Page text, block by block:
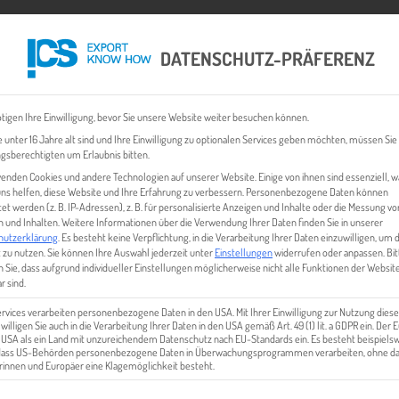
EXPORT BUSINESS PLÄNE EVENTS & NEWS INHALT
CHAIN RISK
DATENSCHUTZ-PRÄFERENZ
Ihre Einwilligung, bevor Sie unsere Website weiter besuchen können.
unter 16 Jahre alt sind und Ihre Einwilligung zu optionalen Services geben möchten, müssen
um Erlaubnis bitten.
Cookies und andere Technologien auf unserer Website. Einige von ihnen sind essenziell,
helfen, diese Website und Ihre Erfahrung zu verbessern. Personenbezogene Daten können
werden (z. B. IP-Adressen), z. B. für personalisierte Anzeigen und Inhalte oder die Messung
und Inhalten. Weitere Informationen über die Verwendung Ihrer Daten finden Sie in unserer
Es besteht keine Verpflichtung, in die Verarbeitung Ihrer Daten einzuwilligen, um
nutzen. Sie können Ihre Auswahl jederzeit unterEinstellungenwiderrufen oder anpassen.
Sie, dass aufgrund individueller Einstellungen möglicherweise nicht alle Funktionen der Website
sind.
verarbeiten personenbezogene Daten in den USA. Mit Ihrer Einwilligung zur Nutzung
Sie auch in die Verarbeitung Ihrer Daten in den USA gemäß Art. 49 (1) lit. a GDPR ein. Der
als ein Land mit unzureichendem Datenschutz nach EU-Standards ein. Es besteht
US-Behörden personenbezogene Daten in Überwachungsprogrammen verarbeiten, ohne
und Europäer eine Klagemöglichkeit besteht.